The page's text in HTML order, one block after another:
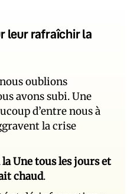
leur rafraîchir la
oublions
avons subi. Une
d’entre nous à
la crise
la Une tous les jours et
chaud.